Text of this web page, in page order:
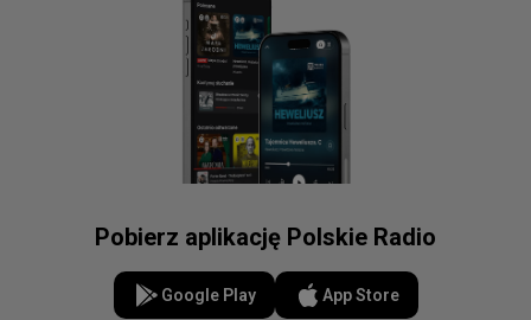
Pobierz aplikację Polskie Radio
Google Play App Store